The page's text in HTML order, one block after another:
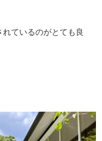
ているのがとても良